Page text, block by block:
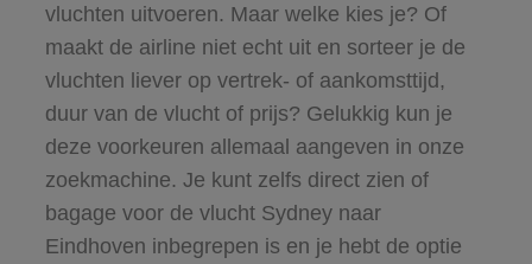
vluchten uitvoeren. Maar welke kies je? Of
maakt de airline niet echt uit en sorteer je de
vluchten liever op vertrek- of aankomsttijd,
duur van de vlucht of prijs? Gelukkig kun je
deze voorkeuren allemaal aangeven in onze
zoekmachine. Je kunt zelfs direct zien of
bagage voor de vlucht Sydney naar
Eindhoven inbegrepen is en je hebt de optie